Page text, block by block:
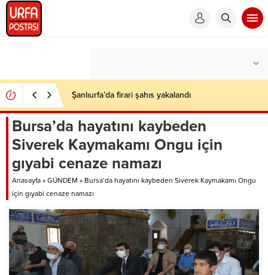
Şanlıurfa’da firari şahıs yakalandı
Bursa’da hayatını kaybeden
Siverek Kaymakamı Ongu için
gıyabi cenaze namazı
Anasayfa » GÜNDEM » Bursa’da hayatını kaybeden Siverek Kaymakamı Ongu
için gıyabi cenaze namazı